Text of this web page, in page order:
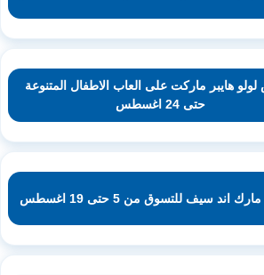
هايبر ماركت على العاب الاطفال المتنوعة
حتى 24 اغسطس
اند سيف للتسوق من 5 حتى 19 اغسطس